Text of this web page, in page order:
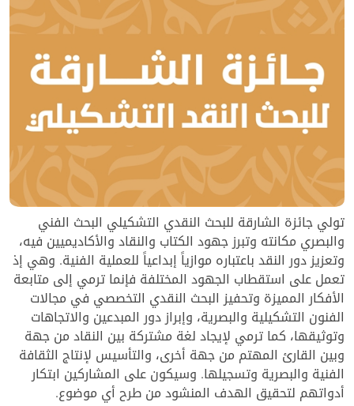
تولي جائزة الشارقة للبحث النقدي التشكيلي البحث الفني
والبصري مكانته وتبرز جهود الكتاب والنقاد والأكاديميين فيه،
وتعزيز دور النقد باعتباره موازياً إبداعياً للعملية الفنية. وهي إذ
تعمل على استقطاب الجهود المختلفة فإنما ترمي إلى متابعة
الأفكار المميزة وتحفيز البحث النقدي التخصصي في مجالات
الفنون التشكيلية والبصرية، وإبراز دور المبدعين والاتجاهات
وتوثيقها، كما ترمي لإيجاد لغة مشتركة بين النقاد من جهة
وبين القارئ المهتم من جهة أخرى، والتأسيس لإنتاج الثقافة
الفنية والبصرية وتسجيلها. وسيكون على المشاركين ابتكار
أدواتهم لتحقيق الهدف المنشود من طرح أي موضوع.